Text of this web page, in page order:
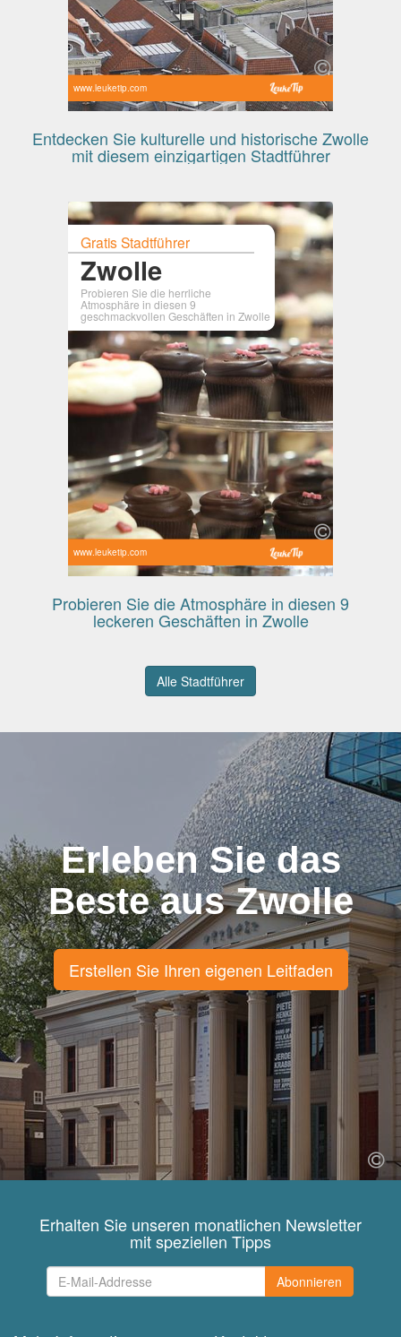
www.leuketip.com
Entdecken Sie kulturelle und historische Zwolle
mit diesem einzigartigen Stadtführer
Gratis Stadtführer
Zwolle
Probieren Sie die herrliche
Atmosphäre in diesen 9
geschmackvollen Geschäften in Zwolle
www.leuketip.com
Probieren Sie die Atmosphäre in diesen 9
leckeren Geschäften in Zwolle
Alle Stadtführer
Erleben Sie das
Beste aus Zwolle
Erstellen Sie Ihren eigenen Leitfaden
Erhalten Sie unseren monatlichen Newsletter
mit speziellen Tipps
Abonnieren